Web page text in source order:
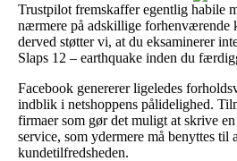
Trustpilot fremskaffer egentlig habile
nærmere på adskillige forhenværende
derved støtter vi, at du eksaminerer
Slaps 12 – earthquake inden du
Facebook genererer ligeledes
indblik i netshoppens pålidelighed.
firmaer som gør det muligt at skrive
service, som ydermere må benyttes til
kundetilfredsheden.